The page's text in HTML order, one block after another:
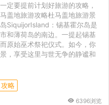
定要提前计划好旅游的攻略，
盖地旅游攻略杜马盖地旅游景
SiquijorIsland：锡基霍尔岛是
和薄荷岛的南边。一提起锡基
原始巫术祭祀仪式。如今，你
，享受这里与世无争的静谧和
攻略
6396浏览